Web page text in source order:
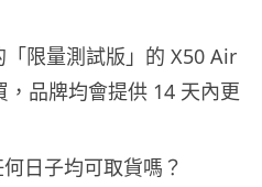
限量測試版」的 X50 Air
品牌均會提供 14 天內更
日子均可取貨嗎？